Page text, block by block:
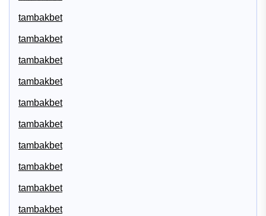
tambakbet
tambakbet
tambakbet
tambakbet
tambakbet
tambakbet
tambakbet
tambakbet
tambakbet
tambakbet